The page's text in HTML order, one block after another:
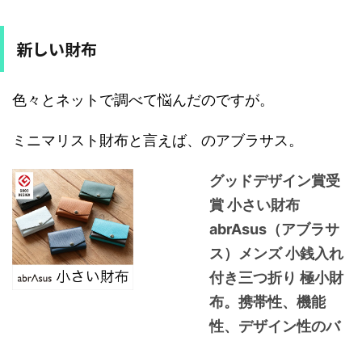
新しい財布
色々とネットで調べて悩んだのですが。
ミニマリスト財布と言えば、のアブラサス。
グッドデザイン賞受
賞 小さい財布
abrAsus（アブラサ
ス）メンズ 小銭入れ
付き三つ折り 極小財
布。携帯性、機能
性、デザイン性のバ